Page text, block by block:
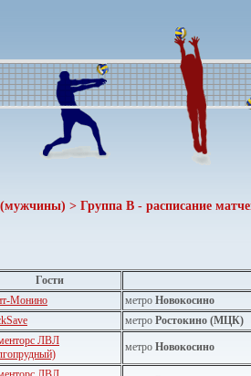
> Группа B - расписание
Гости
Монино метро Новокосино
метро Ростокино (МЦК)
ЛВЛ
метро Новокосино